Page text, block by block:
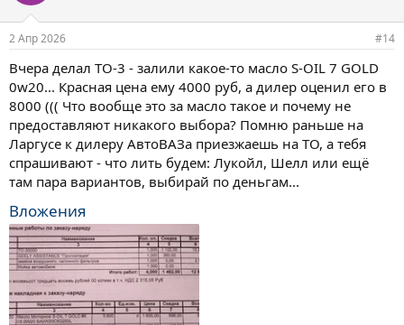
2 Апр 2026 #14
Вчера делал ТО-3 - залили какое-то масло S-OIL 7 GOLD
0w20... Красная цена ему 4000 руб, а дилер оценил его в
8000 ((( Что вообще это за масло такое и почему не
предоставляют никакого выбора? Помню раньше на
Ларгусе к дилеру АвтоВАЗа приезжаешь на ТО, а тебя
спрашивают - что лить будем: Лукойл, Шелл или ещё
там пара вариантов, выбирай по деньгам...
Вложения